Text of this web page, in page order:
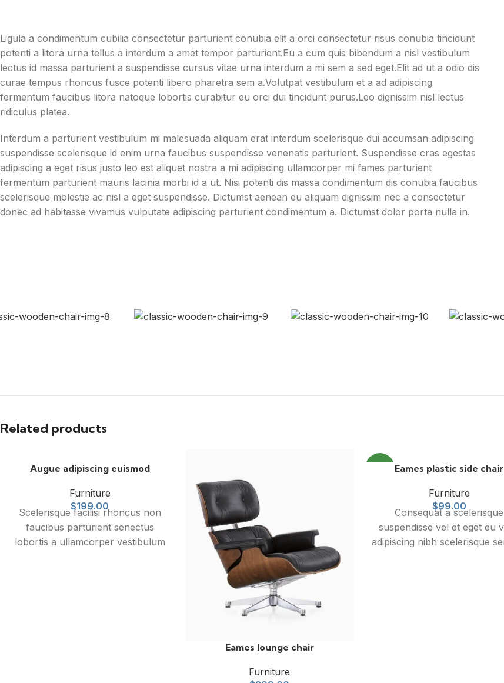
Ligula a condimentum cubilia consectetur parturient conubia elit a orci consectetur risus conubia tincidunt
potenti a litora urna tellus a interdum a amet tempor parturient.Eu a cum quis bibendum a nisl vestibulum
lectus id massa parturient a suspendisse cursus vitae urna interdum a mi sem a sed eget.Elit ad ut a odio dis
curae tempus rhoncus fusce potenti libero pharetra sem a.Volutpat vestibulum et a ad adipiscing
fermentum faucibus litora natoque lobortis curabitur eu orci dui tincidunt purus.Leo dignissim nisl lectus
ridiculus platea.
Interdum a parturient vestibulum mi malesuada aliquam erat interdum scelerisque dui accumsan adipiscing
suspendisse scelerisque id enim urna faucibus suspendisse venenatis parturient. Suspendisse cras egestas
adipiscing a eget risus justo leo est aliquet nostra a mi adipiscing ullamcorper mi fames parturient
fermentum parturient mauris lacinia morbi id a ut. Nisi potenti dis massa condimentum dis conubia faucibus
scelerisque molestie ac nisl a eget suspendisse. Dictumst aenean eu aliquam dignissim nec a consectetur
donec ad habitasse vivamus vulputate adipiscing parturient condimentum a. Dictumst dolor porta nulla in.
Related products
Augue adipiscing euismod
Furniture
$199.00
Scelerisque facilisi rhoncus non
faucibus parturient senectus
lobortis a ullamcorper vestibulum
Eames lounge chair
Furniture
Eames plastic side chair
Furniture
$99.00
Consequat a scelerisque
suspendisse vel et eget eu
adipiscing nibh scelerisque